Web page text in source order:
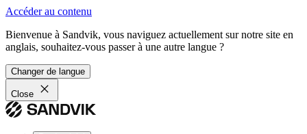
Accéder au contenu
Bienvenue à Sandvik, vous naviguez actuellement sur notre site en
anglais, souhaitez-vous passer à une autre langue ?
Changer de langue
Close